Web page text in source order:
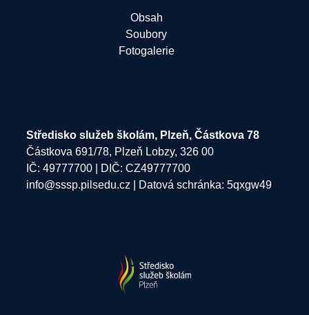
Obsah
Soubory
Fotogalerie
Středisko služeb školám, Plzeň, Částkova 78
Částkova 691/78, Plzeň Lobzy, 326 00
IČ: 49777700 | DIČ: CZ49777700
info@sssp.pilsedu.cz | Datová schránka: 5qxgw49